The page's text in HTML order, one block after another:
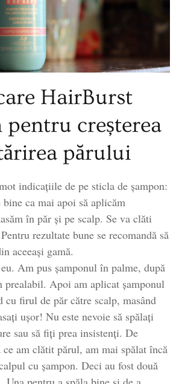
HairBurst
pentru creșterea
părului
indicațiile de pe sticla de șampon:
bine ca mai apoi să aplicăm
în păr și pe scalp. Se va clăti
rezultate bune se recomandă să
aceeași gamă.
Am pus șamponul în palme, după
prealabil. Apoi am aplicat șamponul
cu firul de păr către scalp, masând
ușor! Nu este nevoie să spălați
sau să fiți prea insistenți. De
ce am clătit părul, am mai spălat încă
cu șampon. Deci au fost două